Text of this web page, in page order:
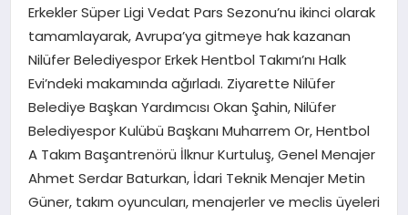
SAĞLIK
SPOR
TEKNOLOJI
Erkekler Süper Ligi Vedat Pars Sezonu’nu ikinci olarak
tamamlayarak, Avrupa’ya gitmeye hak kazanan
Nilüfer Belediyespor Erkek Hentbol Takımı’nı Halk
Evi’ndeki makamında ağırladı. Ziyarette Nilüfer
Belediye Başkan Yardımcısı Okan Şahin, Nilüfer
Belediyespor Kulübü Başkanı Muharrem Or, Hentbol
A Takım Başantrenörü İlknur Kurtuluş, Genel Menajer
Ahmet Serdar Baturkan, İdari Teknik Menajer Metin
Güner, takım oyuncuları, menajerler ve meclis üyeleri